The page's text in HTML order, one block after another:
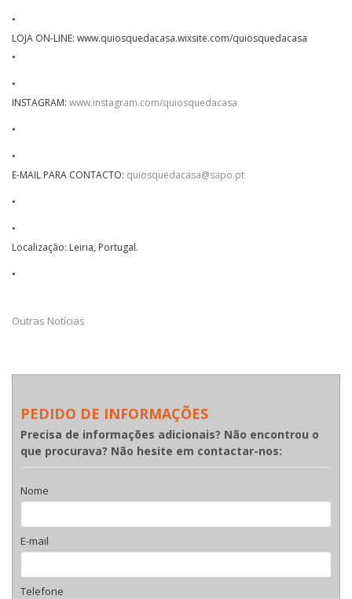
•
LOJA ON-LINE: www.quiosquedacasa.wixsite.com/quiosquedacasa
•
•
INSTAGRAM: www.instagram.com/quiosquedacasa
•
•
E-MAIL PARA CONTACTO: quiosquedacasa@sapo.pt
•
•
Localização: Leiria, Portugal.
•
Outras Notícias
PEDIDO DE INFORMAÇÕES
Precisa de informações adicionais? Não encontrou o
que procurava? Não hesite em contactar-nos:
Nome
E-mail
Telefone